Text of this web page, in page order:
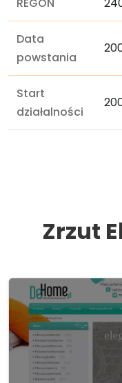
Data
powstania
Start
działalności
Zrzut